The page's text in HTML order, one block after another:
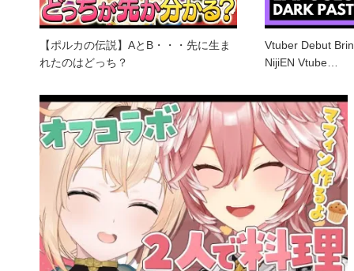
【ポルカの伝説】AとB・・・先に生ま
れたのはどっち？
Vtuber Debut
NijiEN Vtube…